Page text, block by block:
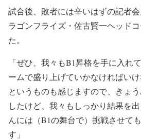
試合後、敗者には辛いはずの記者
ラゴンフライズ・佐古賢一ヘッド
た。
「ぜひ、我々もB1昇格を手に入れ
ームで盛り上げていかなければいけ
というものも感じますので、きょ
したけど、我々もしっかり結果を
んには（B1の舞台で）挑戦させて
す」